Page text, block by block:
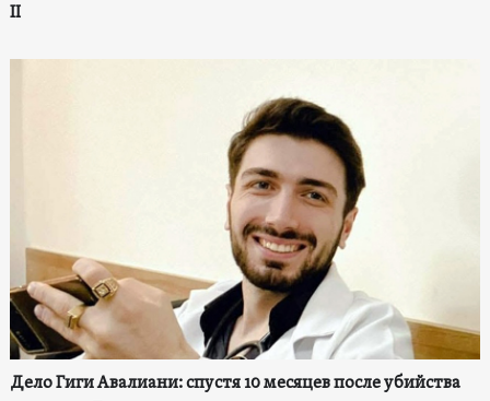
II
Дело Гиги Авалиани: спустя 10 месяцев после убийства